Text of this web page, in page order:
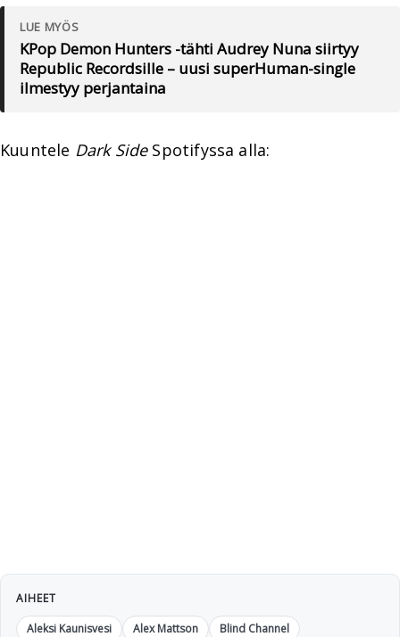
LUE MYÖS
KPop Demon Hunters -tähti Audrey Nuna siirtyy
Republic Recordsille – uusi superHuman-single
ilmestyy perjantaina
Kuuntele Dark SideSpotifyssa alla:
AIHEET
Aleksi Kaunisvesi
Alex Mattson
Blind Channel